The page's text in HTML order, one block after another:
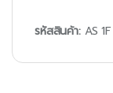
รหัสสินค้า: AS 1F